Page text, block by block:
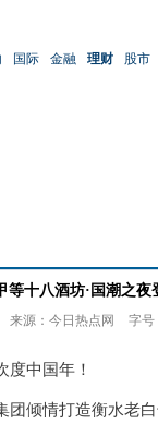
国际 金融 理财 股市
等十八酒坊·国潮之夜
来源：今日热点网 字号
度中国年！
团倾情打造衡水老